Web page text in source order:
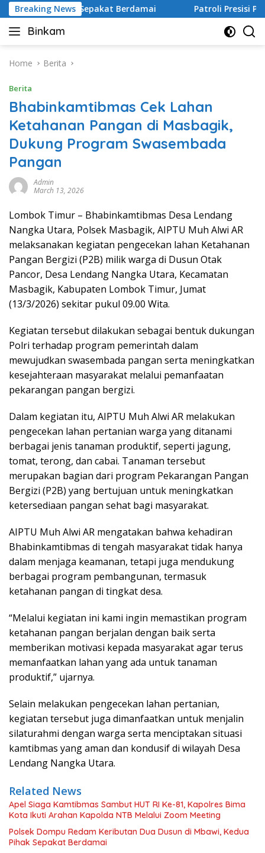
Skip
to
content
Breaking News
Pihak Sepakat Berdamai Patroli Presisi Polsek
Binkam
Home Berita
Berita
Bhabinkamtibmas Cek Lahan
Ketahanan Pangan di Masbagik,
Dukung Program Swasembada
Pangan
Admin
March 13, 2026
Lombok Timur – Bhabinkamtibmas Desa Lendang
Nangka Utara, Polsek Masbagik, AIPTU Muh Alwi AR
melaksanakan kegiatan pengecekan lahan Ketahanan
Pangan Bergizi (P2B) milik warga di Dusun Otak
Pancor, Desa Lendang Nangka Utara, Kecamatan
Masbagik, Kabupaten Lombok Timur, Jumat
(13/3/2026) sekitar pukul 09.00 Wita.
Kegiatan tersebut dilakukan sebagai bentuk dukungan
Polri terhadap program pemerintah dalam
mewujudkan swasembada pangan serta meningkatkan
kesejahteraan masyarakat melalui pemanfaatan
pekarangan pangan bergizi.
Dalam kegiatan itu, AIPTU Muh Alwi AR melakukan
pengecekan lahan pertanian warga yang ditanami
berbagai jenis tanaman produktif, seperti jagung,
tomat, terong, dan cabai. Tanaman tersebut
merupakan bagian dari program Pekarangan Pangan
Bergizi (P2B) yang bertujuan untuk meningkatkan
ketersediaan pangan sehat bagi masyarakat.
AIPTU Muh Alwi AR mengatakan bahwa kehadiran
Bhabinkamtibmas di tengah masyarakat tidak hanya
dalam menjaga keamanan, tetapi juga mendukung
berbagai program pembangunan, termasuk
ketahanan pangan di tingkat desa.
“Melalui kegiatan ini kami ingin memastikan program
ketahanan pangan berjalan dengan baik serta
memberikan motivasi kepada masyarakat agar terus
memanfaatkan lahan yang ada untuk tanaman
produktif,” ujarnya.
Selain melakukan pengecekan lahan pertanian,
kegiatan tersebut juga dimanfaatkan untuk menjalin
silaturahmi dengan warga serta menciptakan situasi
kamtibmas yang aman dan kondusif di wilayah Desa
Lendang Nangka Utara.
Related News
Apel Siaga Kamtibmas Sambut HUT RI Ke-81, Kapolres Bima
Kota Ikuti Arahan Kapolda NTB Melalui Zoom Meeting
Polsek Dompu Redam Keributan Dua Dusun di Mbawi, Kedua
Pihak Sepakat Berdamai